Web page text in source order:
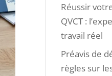
Réussir
QVCT :
travail réel
Préavis de
règles sur